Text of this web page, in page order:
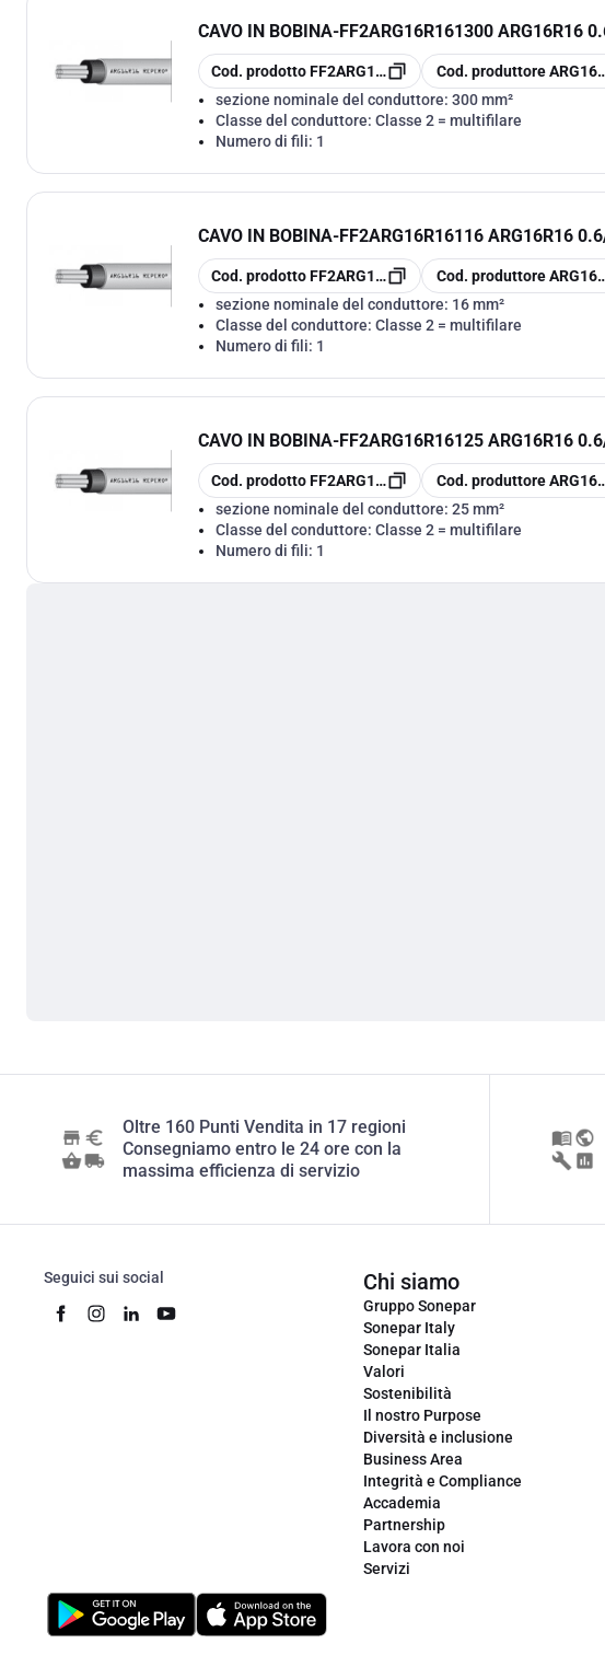
CAVO IN BOBINA-FF2ARG16R161300 ARG16R16
copia
Cod. prodottoFF2ARG16R161300
copia
Cod. produttore
sezione nominale del conduttore: 300 mm²
Classe del conduttore: Classe 2 = multifilare
Numero di fili: 1
CAVO IN BOBINA-FF2ARG16R16116 ARG16R16
copia
Cod. prodottoFF2ARG16R16116copia
Cod. produttore
sezione nominale del conduttore: 16 mm²
Classe del conduttore: Classe 2 = multifilare
Numero di fili: 1
CAVO IN BOBINA-FF2ARG16R16125 ARG16R16
copia
Cod. prodottoFF2ARG16R16125copia
Cod. produttore
sezione nominale del conduttore: 25 mm²
Classe del conduttore: Classe 2 = multifilare
Numero di fili: 1
Oltre 160 Punti Vendita in 17 regioni
Consegniamo entro le 24 ore con la
massima efficienza di servizio
Seguici sui social Chi siamo
Gruppo Sonepar
Sonepar Italy
Sonepar Italia
Valori
Sostenibilità
Il nostro Purpose
Diversità e inclusione
Business Area
Integrità e Compliance
Accademia
Partnership
Lavora con noi
Servizi